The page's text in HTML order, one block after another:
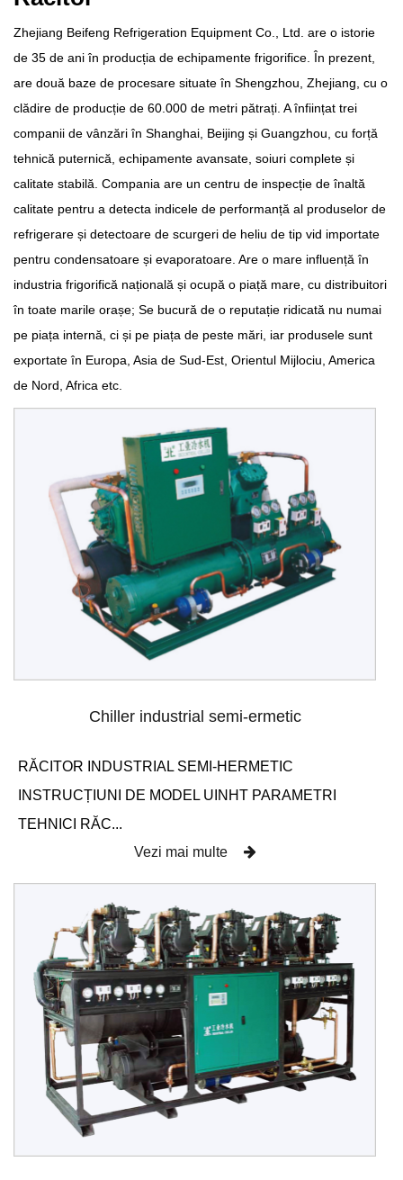
Zhejiang Beifeng Refrigeration Equipment Co., Ltd. are o istorie
de 35 de ani în producția de echipamente frigorifice. În prezent,
are două baze de procesare situate în Shengzhou, Zhejiang, cu o
clădire de producție de 60.000 de metri pătrați. A înființat trei
companii de vânzări în Shanghai, Beijing și Guangzhou, cu forță
tehnică puternică, echipamente avansate, soiuri complete și
calitate stabilă. Compania are un centru de inspecție de înaltă
calitate pentru a detecta indicele de performanță al produselor de
refrigerare și detectoare de scurgeri de heliu de tip vid importate
pentru condensatoare și evaporatoare. Are o mare influență în
industria frigorifică națională și ocupă o piață mare, cu distribuitori
în toate marile orașe; Se bucură de o reputație ridicată nu numai
pe piața internă, ci și pe piața de peste mări, iar produsele sunt
exportate în Europa, Asia de Sud-Est, Orientul Mijlociu, America
de Nord, Africa etc.
Chiller industrial semi-ermetic
RĂCITOR INDUSTRIAL SEMI-HERMETIC
INSTRUCȚIUNI DE MODEL UINHT PARAMETRI
TEHNICI RĂC...
Vezi mai multe